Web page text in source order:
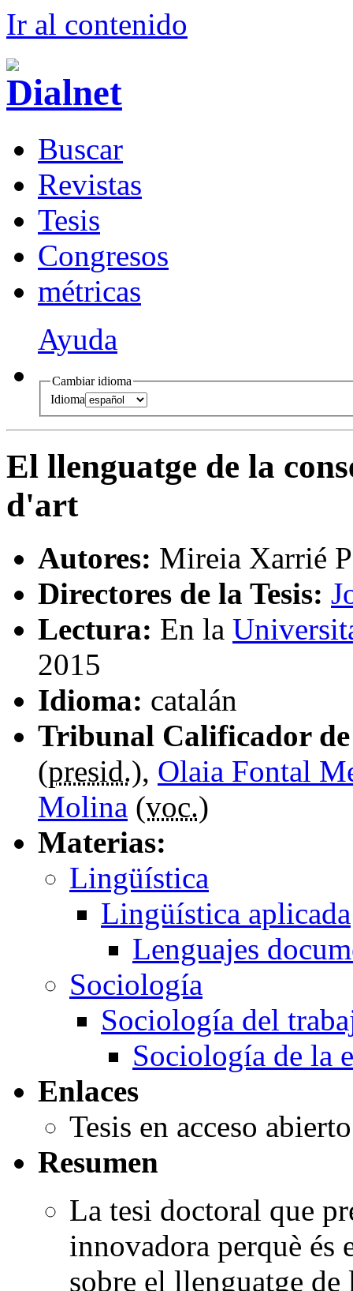
Ir al contenido
Buscar
Revistas
Tesis
Congresos
métricas
Ayuda
Cambiar idioma
Idioma
El llenguatge de la
d'art
Autores: Mireia Xarrié
Directores de la Tesis:
Lectura: En la
2015
Idioma: catalán
Tribunal Calificador de
(presid.), Olaia Fontal
Molina (voc.)
Materias:
Lingüística
Lingüística aplicada
Lenguajes
Sociología
Sociología del
Sociología de la
Enlaces
Tesis en acceso
Resumen
La tesi doctoral que
innovadora perquè és
sobre el llenguatge